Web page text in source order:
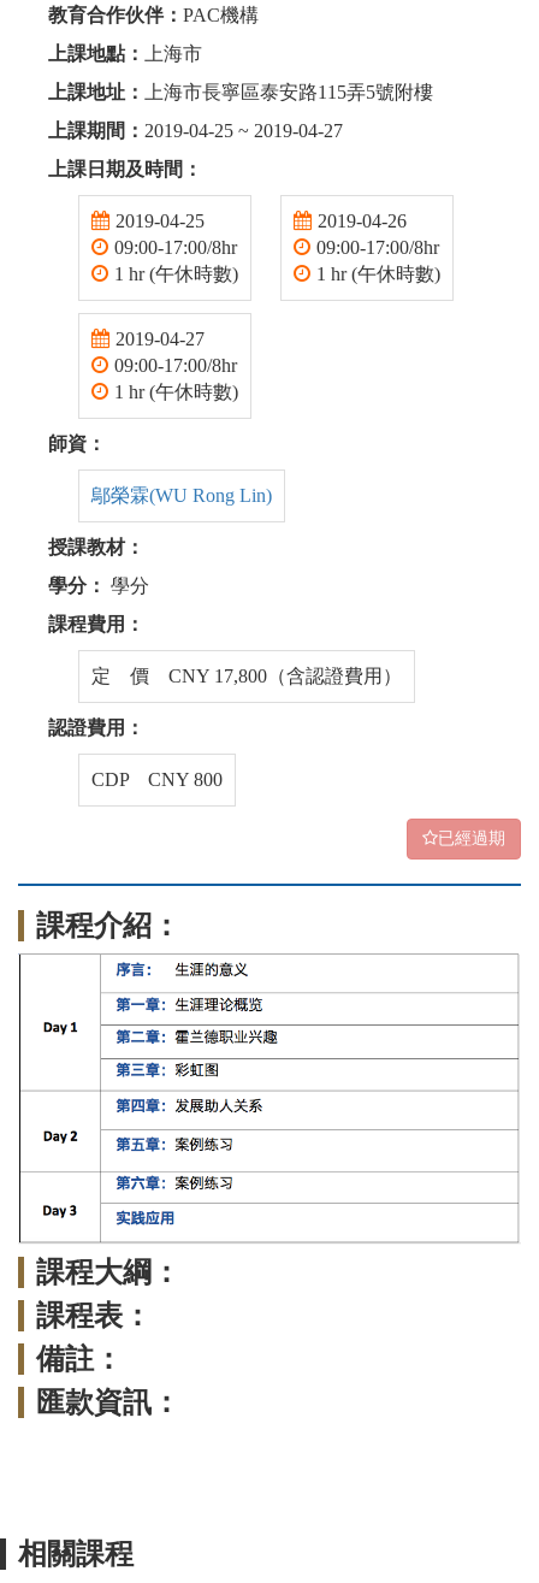
教育合作伙伴： PAC機構
上課地點：
上海市
上課地址：
上海市長寧區泰安路115弄5號附樓
上課期間： 2019-04-25 ~ 2019-04-27
上課日期及時間：
2019-04-25
09:00-17:00/8hr
1 hr (午休時數)
2019-04-26
09:00-17:00/8hr
1 hr (午休時數)
2019-04-27
09:00-17:00/8hr
1 hr (午休時數)
師資：
鄔榮霖(WU Rong Lin)
授課教材：
學分： 學分
課程費用：
定 價 CNY 17,800（含認證費用）
認證費用：
CDP CNY 800
已經過期
課程介紹：
課程大綱：
課程表：
備註：
匯款資訊：
相關課程